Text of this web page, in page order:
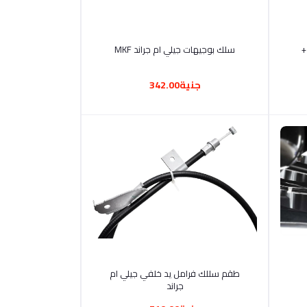
أضف إلى السلة
سلك بوجيهات جيلي ام جراند MKF
جنية342.00
أضف إلى السلة
طقم سللك فرامل يد خلفي جيلي ام
جراند